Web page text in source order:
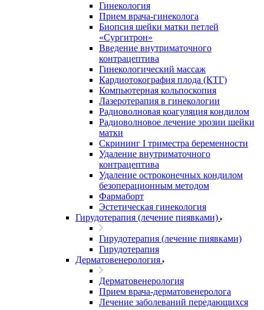
Гинекология
Прием врача-гинеколога
Биопсия шейки матки петлей
«Сургитрон»
Введение внутриматочного
контрацептива
Гинекологический массаж
Кардиотокография плода (КТГ)
Компьютерная кольпоскопия
Лазеротерапия в гинекологии
Радиоволновая коагуляция кондилом
Радиоволновое лечение эрозии шейки
матки
Скрининг I триместра беременности
Удаление внутриматочного
контрацептива
Удаление остроконечных кондилом
безоперационным методом
Фармаборт
Эстетическая гинекология
Гирудотерапия (лечение пиявками)
Гирудотерапия (лечение пиявками)
Гирудотерапия
Дерматовенерология
Дерматовенерология
Прием врача-дерматовенеролога
Лечение заболеваний передающихся